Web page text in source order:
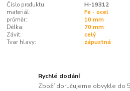
Číslo produktu:
H-19312
materiál:
Fe - ocel
průměr:
10 mm
Délka:
70 mm
Závit:
celý
Tvar hlavy:
zápustná
Rychlé dodání
Zboží doručujeme obvykle do